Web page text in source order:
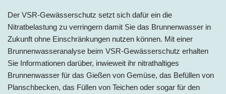
Der VSR-Gewässerschutz setzt sich dafür ein die
Nitratbelastung zu verringern damit Sie das Brunnenwasser in
Zukunft ohne Einschränkungen nutzen können. Mit einer
Brunnenwasseranalyse beim VSR-Gewässerschutz erhalten
Sie Informationen darüber, inwieweit ihr nitrathaltiges
Brunnenwasser für das Gießen von Gemüse, das Befüllen von
Planschbecken, das Füllen von Teichen oder sogar für den